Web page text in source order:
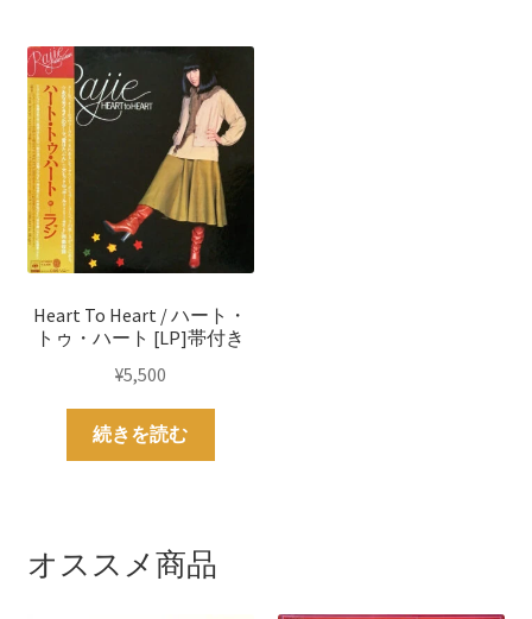
Heart To Heart / ハート・
トゥ・ハート [LP]帯付き
¥5,500
続きを読む
オススメ商品